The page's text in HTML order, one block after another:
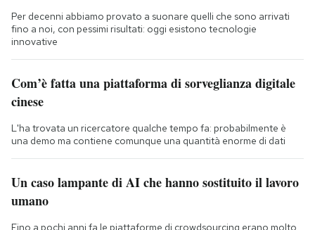
Per decenni abbiamo provato a suonare quelli che sono arrivati
fino a noi, con pessimi risultati: oggi esistono tecnologie
innovative
Com’è fatta una piattaforma di sorveglianza digitale
cinese
L'ha trovata un ricercatore qualche tempo fa: probabilmente è
una demo ma contiene comunque una quantità enorme di dati
Un caso lampante di AI che hanno sostituito il lavoro
umano
Fino a pochi anni fa le piattaforme di crowdsourcing erano molto